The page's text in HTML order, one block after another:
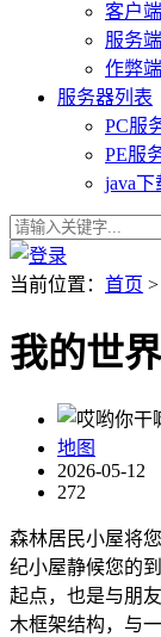
客户
服务
作弊
服务器列表
PC服
PE服
java下
当前位置： 首页 >
我的世
地图
2026-05-12
272
森林居民小屋将
纪小屋静候您的
起点，也是与朋
木框架结构，与